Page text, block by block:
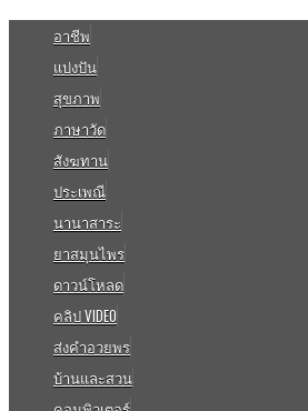
อาชีพ
แบ่งปัน
สุขภาพ
ภาษาวัด
สังฆทาน
ประเพณี
นานาสาระ
ยาสมุนไพร
ดาวน์โหลด
คลิป VIDEO
ส่งคำอวยพร
บ้านและสวน